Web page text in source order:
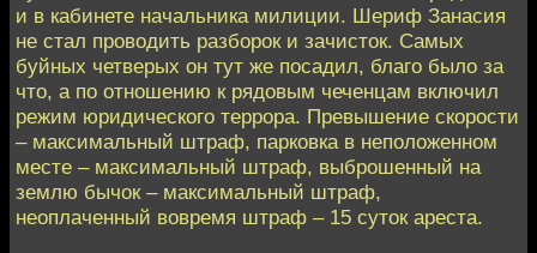
и в кабинете начальника милиции. Шериф Занасия
не стал проводить разборок и зачисток. Самых
буйных четверых он тут же посадил, благо было за
что, а по отношению к рядовым чеченцам включил
режим юридического террора. Превышение скорости
– максимальный штраф, парковка в неположенном
месте – максимальный штраф, выброшенный на
землю бычок – максимальный штраф,
неоплаченный вовремя штраф – 15 суток ареста.